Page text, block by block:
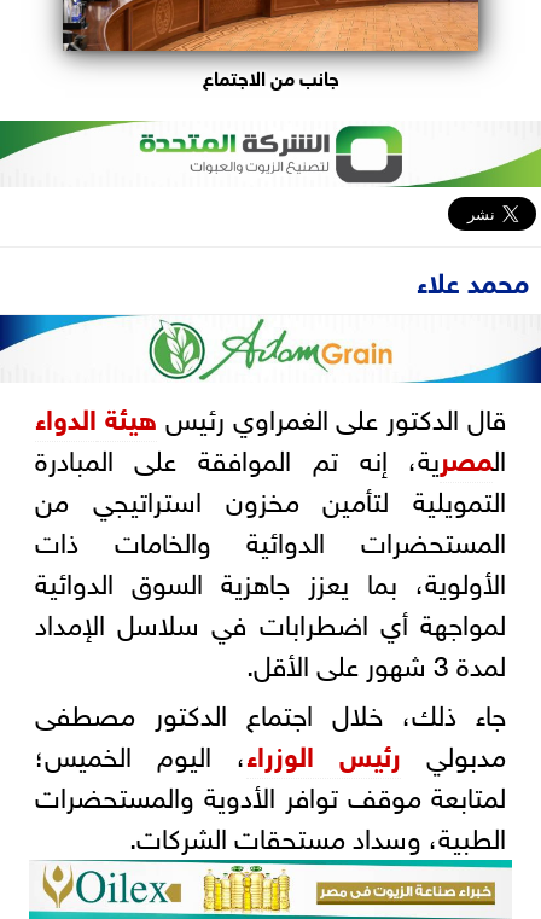
جانب من الاجتماع
محمد علاء
قال الدكتور على الغمراوي رئيسهيئةالدواء
المصرية، إنه تم الموافقة على المبادرة
التمويلية لتأمين مخزون استراتيجي من
المستحضرات الدوائية والخامات ذات
الأولوية، بما يعزز جاهزية السوق الدوائية
لمواجهة أي اضطرابات في سلاسل الإمداد
لمدة 3 شهور على الأقل.
جاء ذلك، خلال اجتماع الدكتور مصطفى
مدبولي رئيس الوزراء، اليوم الخميس؛
لمتابعة موقف توافر الأدوية والمستحضرات
الطبية، وسداد مستحقات الشركات.